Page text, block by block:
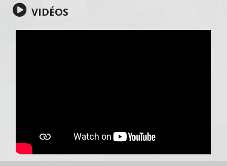
VIDÉOS